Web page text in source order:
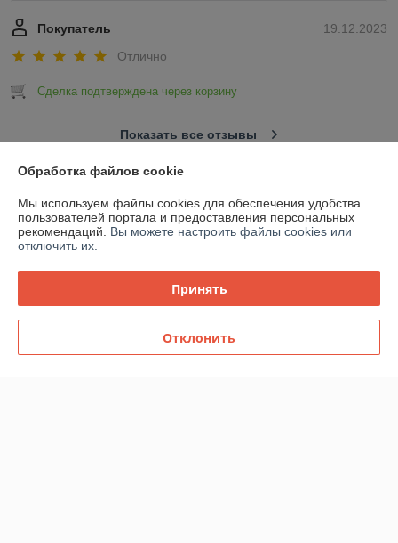
19.12.2023
Покупатель
Отлично
Сделка подтверждена через корзину
Показать все отзывы
Контакты
График работы
Обработка файлов cookie
Мы используем файлы cookies для обеспечения удобства
пользователей портала и предоставления персональных
рекомендаций. Вы можете настроить файлы cookies или
отключить их.
Принять
Отклонить